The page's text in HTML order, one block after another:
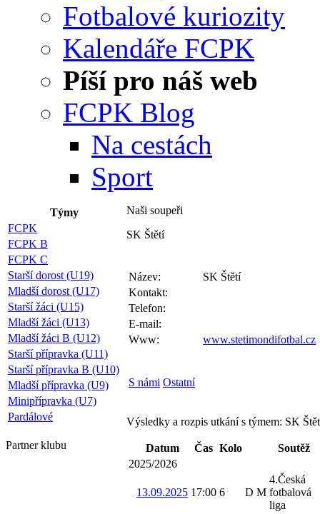
Fotbalové kuriozity
Kalendáře FCPK
Píší pro náš web
FCPK Blog
Na cestách
Sport
Týmy
FCPK
FCPK B
FCPK C
Starší dorost (U19)
Mladší dorost (U17)
Starší žáci (U15)
Mladší žáci (U13)
Mladší žáci B (U12)
Starší přípravka (U11)
Starší přípravka B (U10)
Mladší přípravka (U9)
Minipřípravka (U7)
Pardálové
Partnerklubu
Naši soupeři
SK Štětí
Název:
SK Štětí
Kontakt:
Telefon:
E-mail:
Www:
www.stetimondifotbal.cz
S námi Ostatní
Výsledky a rozpis utkání s týmem: SK
Datum Čas Kolo
Soutěž
2025/2026
13.09.2025 17:00 6 D M
4.Česká
fotbalová
liga